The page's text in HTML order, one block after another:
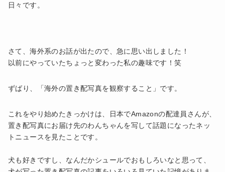
日々です。
さて、海外系のお話が出たので、急に思い出しました！
以前にやっていたちょっと変わった私の趣味です！笑
ずばり、「海外の置き配写真を観察すること」です。
これをやり始めたきっかけは、日本でAmazonの配達員さんが、
置き配写真にお届け先のわんちゃんを写して話題になったネッ
トニュースを見たことです。
犬も好きですし、なんだかシュールでおもしろいなと思って、